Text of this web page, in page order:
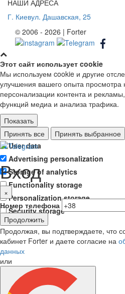
НАШИ АДРЕСА
Г. Киевул. Дашавская, 25
© 2006 - 2026 | Forter
Этот сайт использует cookie
Мы используем cookie и другие
улучшения вашего опыта просмотра
персонализации контента и
функций медиа и анализа трафика.
Показать
Ad storage
User data
Advertising personalization
Storage of analytics
Functionality storage
Personalization storage
Security storage
Принять все Принять выбранное
Вход
×
Номер телефона
Продолжить
Продолжая, вы подтверждаете, что
кабинет Forter и даете согласие на
данных
или